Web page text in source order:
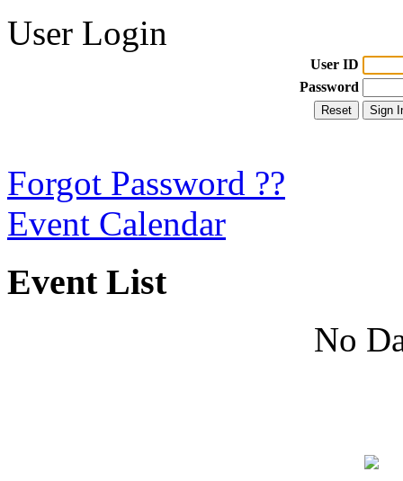
User Login
User ID
Password
Forgot Password ??
Event Calendar
Event List
No